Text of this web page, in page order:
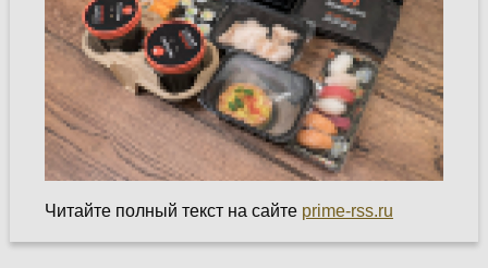
Читайте полный текст на сайте prime-rss.ru